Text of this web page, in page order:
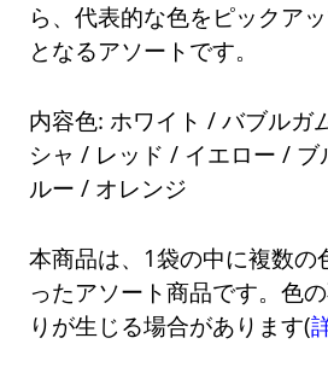
ら、代表的な色をピックア
となるアソートです。
内容色: ホワイト / バブルガ
シャ / レッド / イエロー /
ルー / オレンジ
本商品は、1袋の中に複数の
ったアソート商品です。色
りが生じる場合があります(